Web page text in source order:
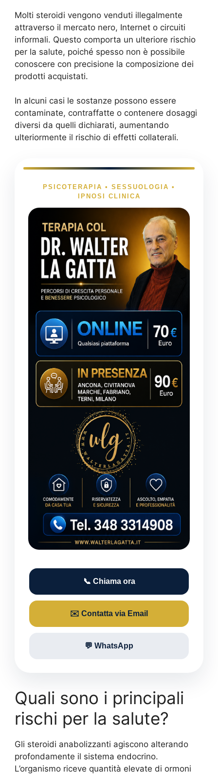
Molti steroidi vengono venduti illegalmente
attraverso il mercato nero, Internet o circuiti
informali. Questo comporta un ulteriore rischio
per la salute, poiché spesso non è possibile
conoscere con precisione la composizione dei
prodotti acquistati.
In alcuni casi le sostanze possono essere
contaminate, contraffatte o contenere dosaggi
diversi da quelli dichiarati, aumentando
ulteriormente il rischio di effetti collaterali.
PSICOTERAPIA • SESSUOLOGIA •
IPNOSI CLINICA
📞 Chiama ora
✉️ Contatta via Email
💬 WhatsApp
Quali sono i principali
rischi per la salute?
Gli steroidi anabolizzanti agiscono alterando
profondamente il sistema endocrino.
L’organismo riceve quantità elevate di ormoni